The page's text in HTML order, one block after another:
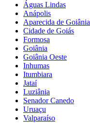
Águas Lindas
Anápolis
Aparecida de Goiânia
Cidade de Goiás
Formosa
Goiânia
Goiânia Oeste
Inhumas
Itumbiara
Jataí
Luziânia
Senador Canedo
Uruaçu
Valparaíso